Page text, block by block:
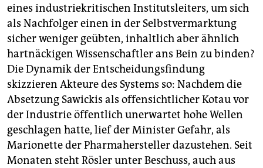
eines industriekritischen Institutsleiters, um sich
als Nachfolger einen in der Selbstvermarktung
sicher weniger geübten, inhaltlich aber ähnlich
hartnäckigen Wissenschaftler ans Bein zu binden?
Die Dynamik der Entscheidungsfindung
skizzieren Akteure des Systems so: Nachdem die
Absetzung Sawickis als offensichtlicher Kotau vor
der Industrie öffentlich unerwartet hohe Wellen
geschlagen hatte, lief der Minister Gefahr, als
Marionette der Pharmahersteller dazustehen. Seit
Monaten steht Rösler unter Beschuss, auch aus